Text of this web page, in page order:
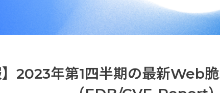
】2023年第1四半期の最新Web